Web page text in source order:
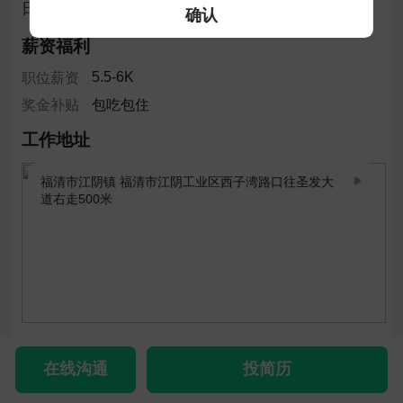
日三餐，具有10年以上小锅菜厨师工作经验者优先。
薪资福利
职位薪资
5.5-6K
奖金补贴
包吃包住
工作地址
福清市江阴镇 福清市江阴工业区西子湾路口往圣发大
道右走500米
距住址 - km，公交 - 分钟 查看通勤时间
在线沟通 投简历
确认